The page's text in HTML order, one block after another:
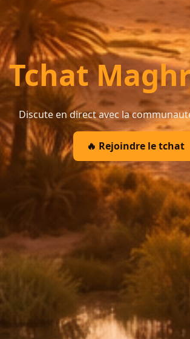
Tchat
Discute en direct avec la
🔥 Rejoindre le tchat